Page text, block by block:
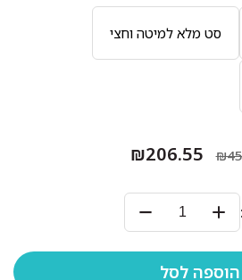
סט מלא למיטה וחצי
₪206.55